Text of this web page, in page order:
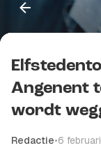
Angenent
wordt
Redactie•6